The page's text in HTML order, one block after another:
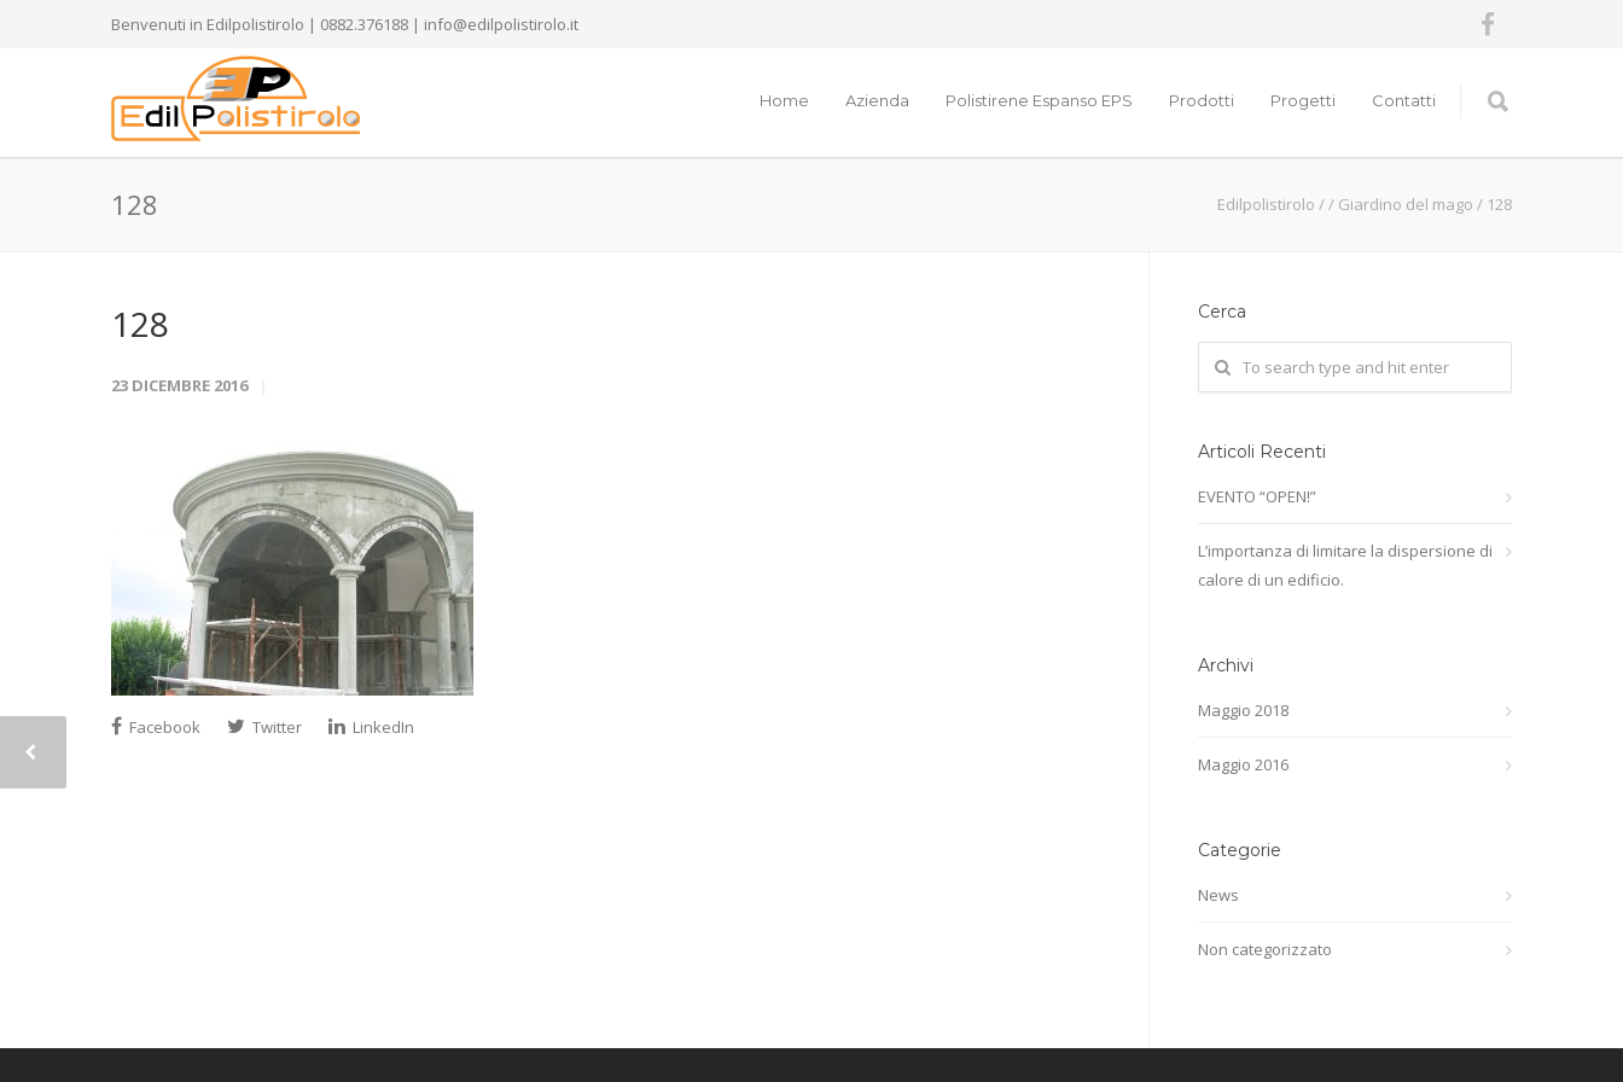
Benvenuti in Edilpolistirolo | 0882.376188 | info@edilpolistirolo.it
Home Azienda Polistirene Espanso EPS Prodotti Progetti Contatti
128 Edilpolistirolo // Giardino del mago / 128
128
23 DICEMBRE 2016
Facebook Twitter LinkedIn
Cerca
Articoli Recenti
EVENTO “OPEN!”
L’importanza di limitare la dispersione di
calore di un edificio.
Archivi
Maggio 2018
Maggio 2016
Categorie
News
Non categorizzato